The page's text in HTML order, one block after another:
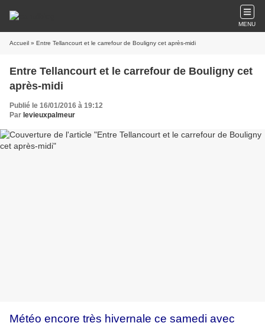
MENU
Accueil » Entre Tellancourt et le carrefour de Bouligny cet après-midi
Entre Tellancourt et le carrefour de Bouligny cet
après-midi
Publié le 16/01/2016 à 19:12
Par levieuxpalmeur
Météo encore très hivernale ce samedi avec